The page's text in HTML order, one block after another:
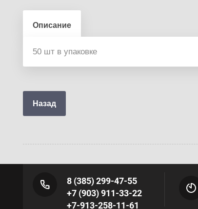
Описание
50 шт в упаковке
Назад
8 (385) 299-47-55
+7 (903) 911-33-22
+7-913-258-11-61